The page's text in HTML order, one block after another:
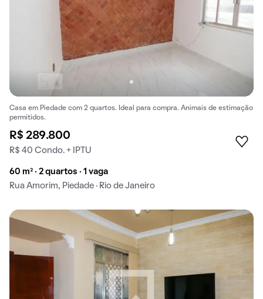
Casa em Piedade com 2 quartos. Ideal para compra. Animais de estimação
permitidos.
R$ 289.800
R$ 40 Condo. + IPTU
60 m² · 2 quartos · 1 vaga
Rua Amorim, Piedade · Rio de Janeiro